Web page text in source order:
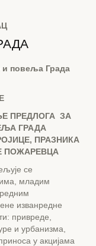
и повеља Града
ПРЕДЛОГА ЗА
ГРАДА
ПРАЗНИКА
ПОЖАРЕВЦА
се
младим
изванредне
привреде,
и урбанизма,
у акцијама